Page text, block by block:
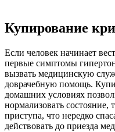
Купирование
Если человек начинает
первые симптомы
вызвать медицинскую
доврачебную помощь.
домашних условиях
нормализовать состояние,
приступа, что нередко
действовать до приезда